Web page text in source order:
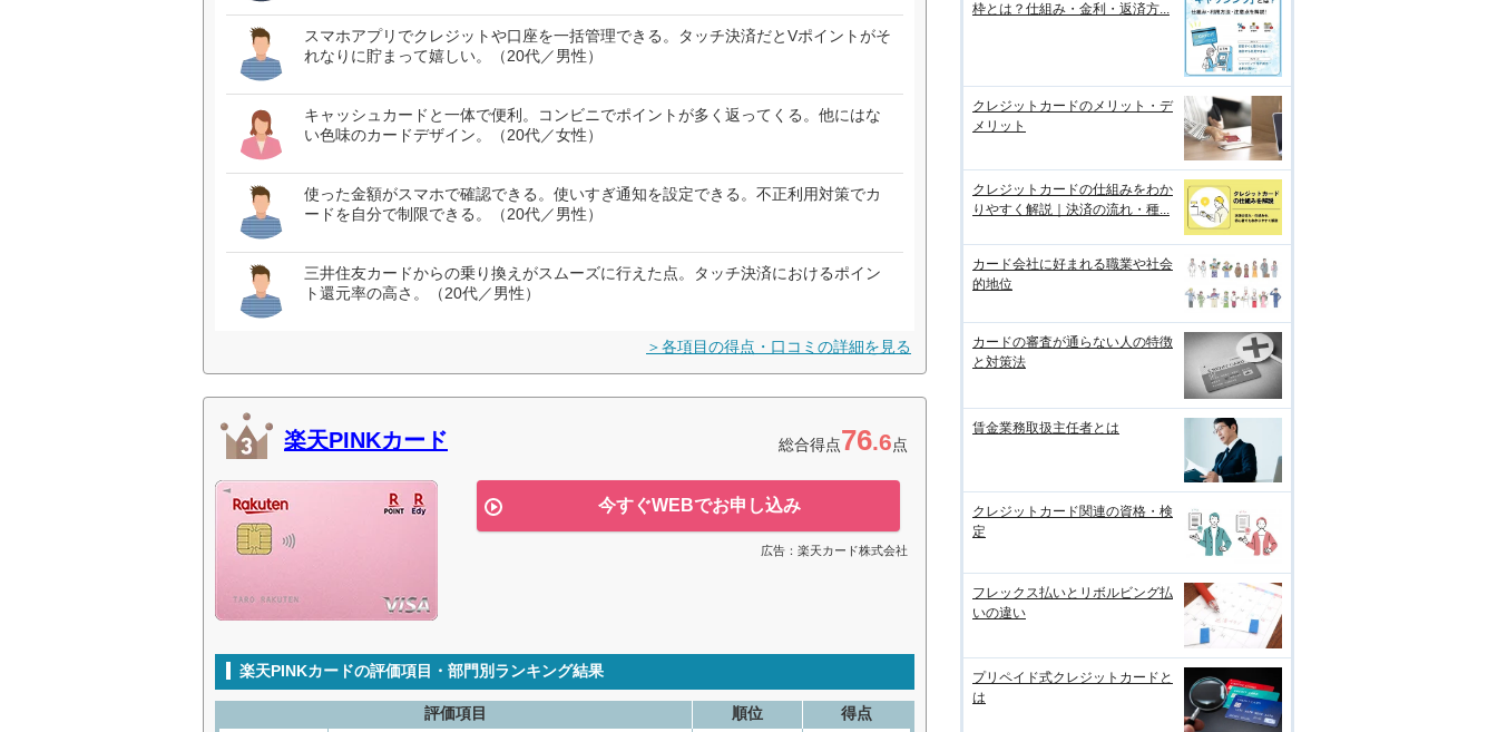
スマホアプリでクレジットや口座を一括管理できる。タッチ決済だとVポイントがそ
れなりに貯まって嬉しい。（20代／男性）
キャッシュカードと一体で便利。コンビニでポイントが多く返ってくる。他にはな
い色味のカードデザイン。（20代／女性）
使った金額がスマホで確認できる。使いすぎ通知を設定できる。不正利用対策でカ
ードを自分で制限できる。（20代／男性）
三井住友カードからの乗り換えがスムーズに行えた点。タッチ決済におけるポイン
ト還元率の高さ。（20代／男性）
＞各項目の得点・口コミの詳細を見る
楽天PINKカード 総合得点76.6点
今すぐWEBでお申し込み
広告：楽天カード株式会社
楽天PINKカードの評価項目・部門別ランキング結果
評価項目 順位 得点
枠とは？仕組み・金利・返済方...
クレジットカードのメリット・デ
メリット
クレジットカードの仕組みをわか
りやすく解説｜決済の流れ・種...
カード会社に好まれる職業や社会
的地位
カードの審査が通らない人の特徴
と対策法
賃金業務取扱主任者とは
クレジットカード関連の資格・検
定
フレックス払いとリボルビング払
いの違い
プリペイド式クレジットカードと
は